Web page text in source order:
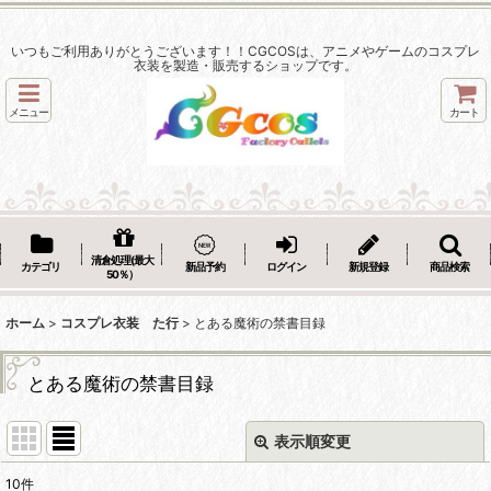
いつもご利用ありがとうございます！！CGCOSは、アニメやゲームのコスプレ
衣装を製造・販売するショップです。
メニュー カート
カテゴリ
清倉処理(最大
50％）
新品予約 ログイン 新規登録 商品検索
ホーム > コスプレ衣装 た行 > とある魔術の禁書目録
とある魔術の禁書目録
表示順変更
10件